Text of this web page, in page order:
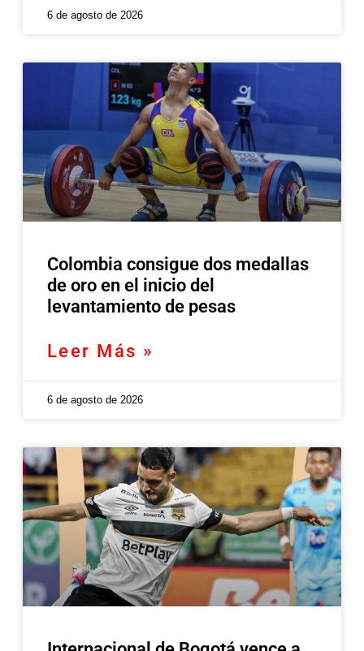
6 de agosto de 2026
Colombia consigue dos medallas
de oro en el inicio del
levantamiento de pesas
Leer Más »
6 de agosto de 2026